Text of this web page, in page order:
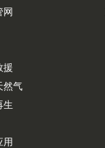
网
援
然气
生
用